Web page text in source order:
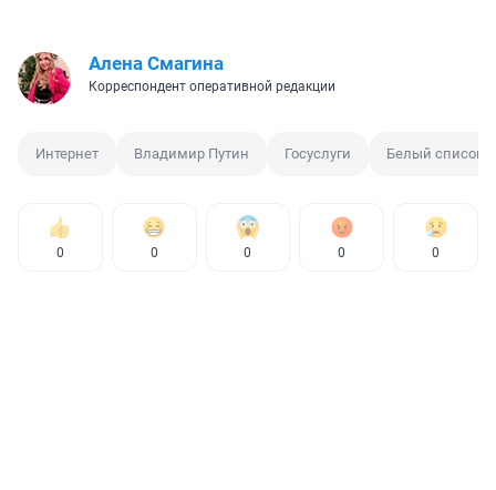
Алена Смагина
Корреспондент оперативной редакции
Интернет Владимир Путин Госуслуги Белый список
0 0 0 0 0